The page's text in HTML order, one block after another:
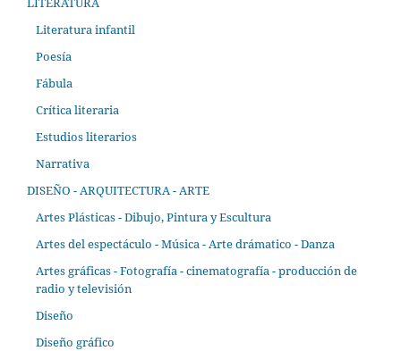
Literatura infantil
Poesía
Fábula
Crítica literaria
Estudios literarios
Narrativa
DISEÑO - ARQUITECTURA - ARTE
Artes Plásticas - Dibujo, Pintura y Escultura
Artes del espectáculo - Música - Arte drámatico - Danza
Artes gráficas - Fotografía - cinematografía - producción de
radio y televisión
Diseño
Diseño gráfico